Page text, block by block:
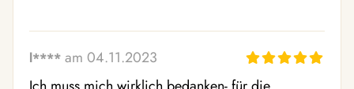
l**** am 04.11.2023